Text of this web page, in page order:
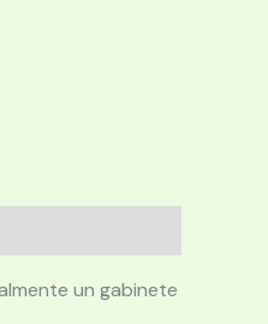
un gabinete